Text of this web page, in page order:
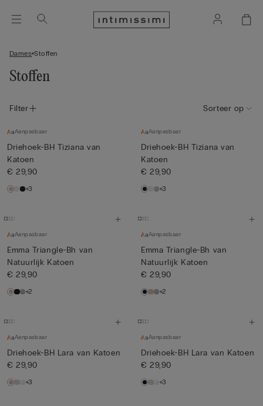
Dames Stoffen
Stoffen
Filter Sorteer op
Aanpasbaar
Driehoek-BH Tiziana van
Katoen
€ 29,90
+3
Aanpasbaar
Driehoek-BH Tiziana van
Katoen
€ 29,90
+3
Aanpasbaar
Emma Triangle-Bh van
Natuurlijk Katoen
€ 29,90
+2
Aanpasbaar
Emma Triangle-Bh van
Natuurlijk Katoen
€ 29,90
+2
Aanpasbaar
Driehoek-BH Lara van Katoen
€ 29,90
+3
Aanpasbaar
Driehoek-BH Lara van Katoen
€ 29,90
+3